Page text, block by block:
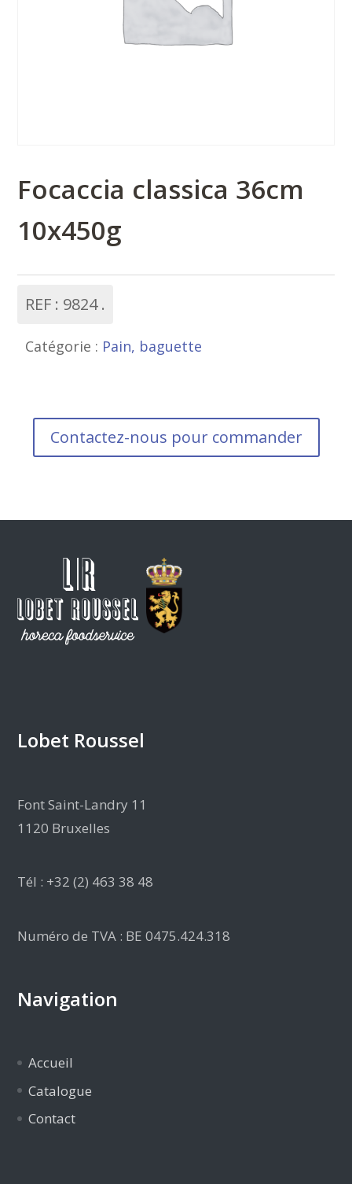
Focaccia classica 36cm
10x450g
REF : 9824
Catégorie : Pain, baguette
Contactez-nous pour commander
Lobet Roussel
Font Saint-Landry 11
1120 Bruxelles
Tél : +32 (2) 463 38 48
Numéro de TVA : BE 0475.424.318
Navigation
Accueil
Catalogue
Contact